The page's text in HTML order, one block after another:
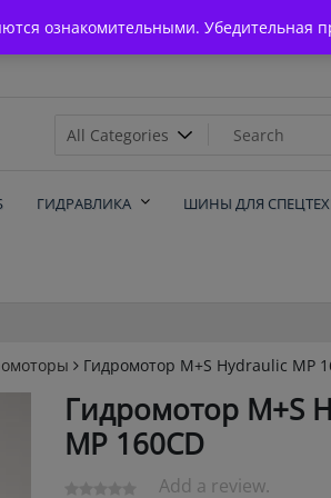
ознакомительными. Убедительная
ГИДРАВЛИКА ШИНЫ ДЛЯ
Гидромотор M+S Hydraulic MP
Гидромотор M+S
MP 160CD
Add a review.